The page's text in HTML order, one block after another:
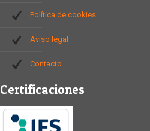
Política de cookies
Aviso legal
Contacto
Certificaciones